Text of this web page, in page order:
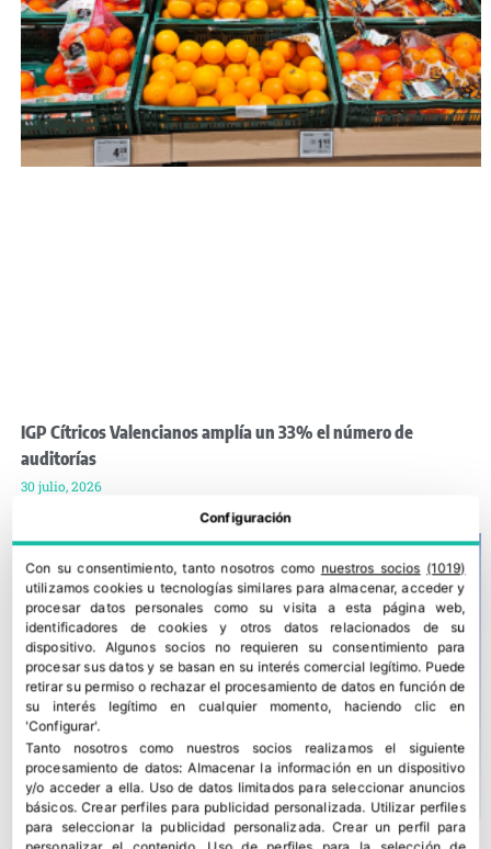
IGP Cítricos Valencianos amplía un 33% el número de
auditorías
30 julio, 2026
Configuración
Con su consentimiento, tanto nosotros como nuestros socios (1019)
utilizamos cookies u tecnologías similares para almacenar, acceder y
procesar datos personales como su visita a esta página web,
identificadores de cookies y otros datos relacionados de su
dispositivo. Algunos socios no requieren su consentimiento para
procesar sus datos y se basan en su interés comercial legítimo. Puede
retirar su permiso o rechazar el procesamiento de datos en función de
su interés legítimo en cualquier momento, haciendo clic en
'Configurar'.
Tanto nosotros como nuestros socios realizamos el siguiente
procesamiento de datos:Almacenar la información en un dispositivo
y/o acceder a ella. Uso de datos limitados para seleccionar anuncios
básicos.Crear perfiles para publicidad personalizada. Utilizar perfiles
para seleccionar la publicidad personalizada.Crear un perfil para